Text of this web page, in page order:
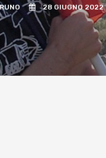
28 GIUGNO 2022